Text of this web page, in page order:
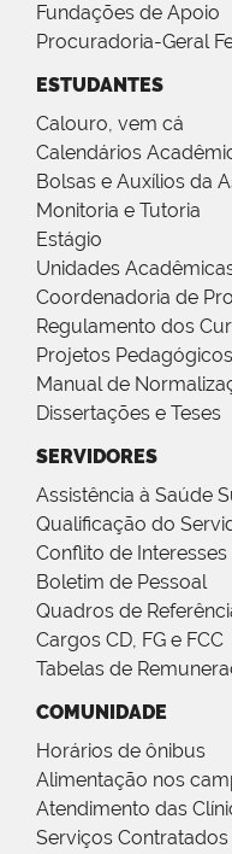
Fundações de Apoio
Procuradoria-Geral
ESTUDANTES
Calouro, vem cá
Calendários
Bolsas e Auxílios da
Monitoria e Tutoria
Estágio
Unidades
Coordenadoria de
Regulamento dos
Projetos
Manual de
Dissertações e Teses
SERVIDORES
Assistência à Saúde
Qualificação do
Conflito de Interesses
Boletim de Pessoal
Quadros de
Cargos CD, FG e FCC
Tabelas de
COMUNIDADE
Horários de ônibus
Alimentação nos
Atendimento das
Serviços Contratados